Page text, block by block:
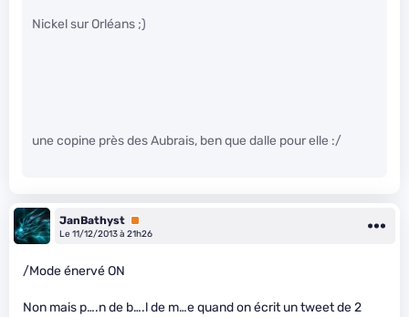
Nickel sur Orléans ;)
une copine près des Aubrais, ben que dalle pour elle :/
JanBathyst Premium
Le 11/12/2013 à 21h26
/Mode énervé ON
Non mais p….n de b….l de m…e quand on écrit un tweet de 2